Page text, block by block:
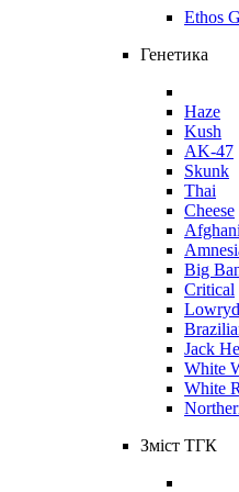
Ethos
Генетика
Haze
Kush
AK-47
Skunk
Thai
Cheese
Afghani
Big
Critical
Jack
White
White
Зміст ТГК